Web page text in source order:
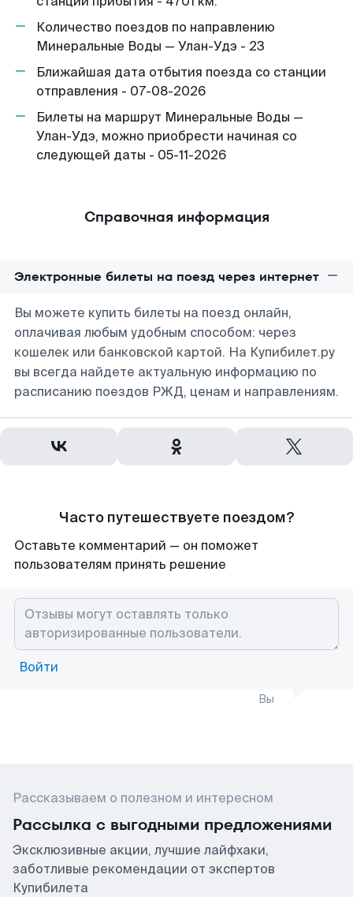
Количество поездов по направлению
Минеральные Воды — Улан-Удэ - 23
Ближайшая дата отбытия поезда со станции
отправления - 07-08-2026
Билеты на маршрут Минеральные Воды —
Улан-Удэ, можно приобрести начиная со
следующей даты - 05-11-2026
Справочная информация
Электронные билеты на поезд через интернет
Вы можете купить билеты на поезд онлайн,
оплачивая любым удобным способом: через
кошелек или банковской картой. На Купибилет.ру
вы всегда найдете актуальную информацию по
расписанию поездов РЖД, ценам и направлениям.
Часто путешествуете поездом?
Оставьте комментарий — он поможет
пользователям принять решение
Войти
Вы
Рассказываем о полезном и интересном
Рассылка с выгодными предложениями
Эксклюзивные акции, лучшие лайфхаки,
заботливые рекомендации от экспертов
Купибилета